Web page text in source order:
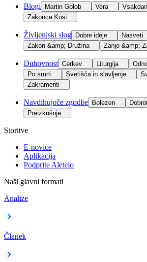
Blogi Martin Golob Vera
Zakonca Kosi
Življenjski slog Dobre ideje Nasveti
Zakon &amp; Družina
Zanjo &amp;
Duhovnost Cerkev Liturgija
Po smrti
Svetišča in slavljenje
Zakramenti
Navdihujoče zgodbe Bolezen
Preizkušnje
Storitve
E-novice
Aplikacija
Podprite Aleteio
Naši glavni formati
Analize
Članek